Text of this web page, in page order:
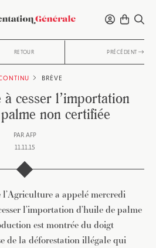
RETOUR PRÉCÉDENT
BRÈVE
cesser l’importation
non certifiée
PAR AFP
11.11.15
a appelé mercredi
l’importation d’huile de palme
est montrée du doigt
de la déforestation illégale qui